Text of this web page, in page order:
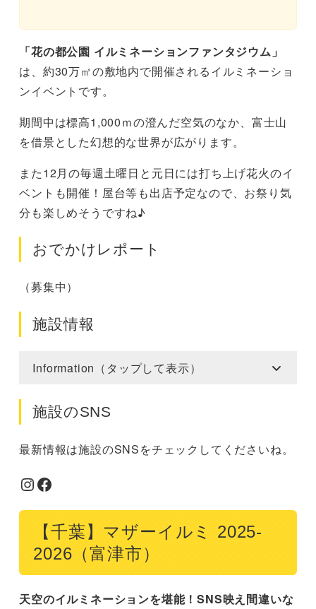
「花の都公園 イルミネーションファンタジウム」
は、約30万㎡の敷地内で開催されるイルミネーショ
ンイベントです。
期間中は標高1,000ｍの澄んだ空気のなか、富士山
を借景とした幻想的な世界が広がります。
また12月の毎週土曜日と元日には打ち上げ花火のイ
ベントも開催！屋台等も出店予定なので、お祭り気
分も楽しめそうですね♪
おでかけレポート
（募集中）
施設情報
Information（タップして表示）
施設のSNS
最新情報は施設のSNSをチェックしてくださいね。
Instagram
Facebook
【千葉】マザーイルミ 2025-
2026（富津市）
天空のイルミネーションを堪能！SNS映え間違いな